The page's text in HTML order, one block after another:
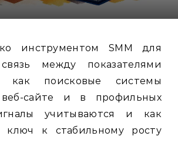
между показателями
поисковые системы
веб-сайте и в профильных
учитываются и как
ключ к стабильному росту